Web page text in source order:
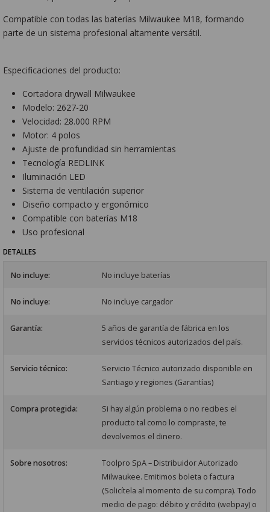
Compatible con todas las baterías Milwaukee M18, formando
parte de un sistema profesional altamente versátil.
Especificaciones del producto:
Cortadora drywall Milwaukee
Modelo: 2627-20
Velocidad: 28.000 RPM
Motor: 4 polos
Ajuste de profundidad sin herramientas
Tecnología REDLINK
Iluminación LED
Sistema de ventilación superior
Diseño compacto y ergonómico
Compatible con baterías M18
Uso profesional
DETALLES
No incluye: No incluye baterías
No incluye: No incluye cargador
Garantía:
5 años de garantía de fábrica en los
servicios técnicos autorizados del país.
Servicio técnico:
Servicio Técnico autorizado disponible en
Santiago y regiones (Garantías)
Compra protegida:
Si hay algún problema o no recibes el
producto tal como lo compraste, te
devolvemos el dinero.
Sobre nosotros:
Toolpro SpA – Distribuidor Autorizado
Milwaukee. Emitimos boleta o factura
(Solicítela al momento de su compra). Todo
medio de pago: débito y crédito (webpay) o